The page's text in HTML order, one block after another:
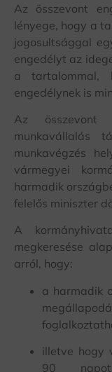
Az összevont
lényege, hogy a
jogosultsággal
engedélyt az
a tartalommal,
engedélynek is
Az összevont
munkavállalás
munkavégzés
vármegyei
harmadik
felelős miniszter
A
megkeresése
arról, hogy:
a harmadik
illetve hogy
90 napot